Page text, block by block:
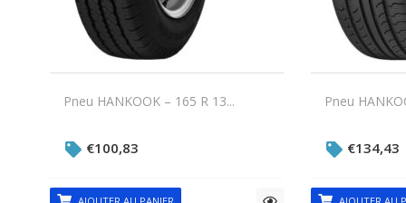
Pneu HANKOOK – 165 R 13...
€100,83
Pneu
€134,43